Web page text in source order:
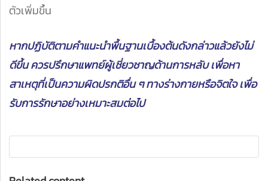
ตัวเพิ่มขึ้น
หากปฏิบัติตามคำแนะนำพื้นฐานเบื้องต้นดังกล่าวแล้วยังไม่
ดีขึ้น ควรปรึกษาแพทย์ผู้เชี่ยวชาญด้านการหลับ เพื่อหา
สาเหตุที่เป็นความผิดปรกติอื่น ๆ ทางร่างกายหรือจิตใจ เพื่อ
รับการรักษาอย่างเหมาะสมต่อไป